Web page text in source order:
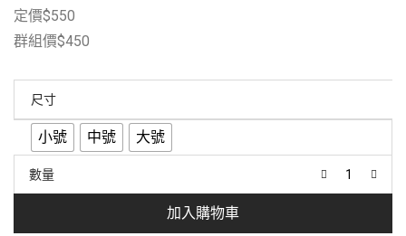
定價$550
群組價$450
尺寸
小號 中號 大號
數量
加入購物車